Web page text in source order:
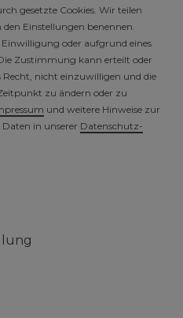
gesetzte Cookies. Wir teilen
Einstellungen benennen.
oder aufgrund eines
Zustimmung kann erteilt oder
Recht, nicht einzuwilligen und die
zu ändern oder zu
und weitere Hinweise zur
in unserer Daten­schutz­